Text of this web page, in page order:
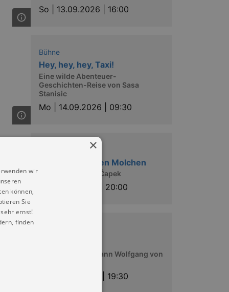
So | 13.09.2026 | 16:00
Bühne
Hey, hey, hey, Taxi!
Eine wilde Abenteuer-
Geschichten-Reise von Sasa
Stanisic
Mo | 14.09.2026 | 09:30
Der Krieg mit den Molchen
Satire nach Karel Čapek
18.09.2026 | 20:00
Tierepos von Johann Wolfgang von
19.09.2026 | 19:30
×
wir
können,
Sie
ernst!
finden